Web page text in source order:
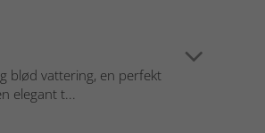
blød vattering, en perfekt
elegant t...